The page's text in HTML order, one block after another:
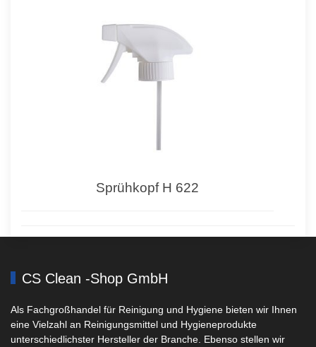
Sprühkopf H 622
CS Clean -Shop GmbH
Als Fachgroßhandel für Reinigung und Hygiene bieten wir Ihnen
eine Vielzahl an Reinigungsmittel und Hygieneprodukte
unterschiedlichster Hersteller der Branche. Ebenso stellen wir